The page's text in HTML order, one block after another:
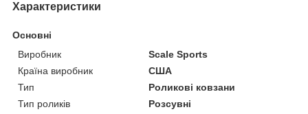
Характеристики
Основні
Виробник
Scale Sports
Країна виробник
США
Тип
Роликові ковзани
Тип роликів
Розсувні